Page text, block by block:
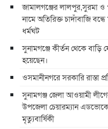
জামালগঞ্জের লালপুর,সুরমা ও
নামে অতিরিক্ত চাদাঁবাজি
ধর্মঘট
সুনামগঞ্জে কীর্তন থেকে
হয়েছেন।
ওসমানীনগরে সরকারি রাস্তা
সুনামগঞ্জ জেলা আওয়ামী
উপজেলা চেয়ারম্যান
মৃত্যুবার্ষিকী